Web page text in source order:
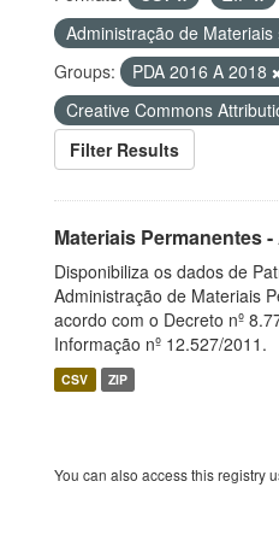
Administração de Materiais
Groups:
PDA 2016 A 2018
Creative Commons
Filter Results
Materiais Permanentes -
Disponibiliza os dados de
Administração de Materiais
acordo com o Decreto nº
Informação nº 12.527/2011.
CSV ZIP
You can also access this registry